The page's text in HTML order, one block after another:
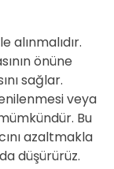
alınmalıdır.
önüne
sağlar.
veya
Bu
azaltmakla
düşürürüz.